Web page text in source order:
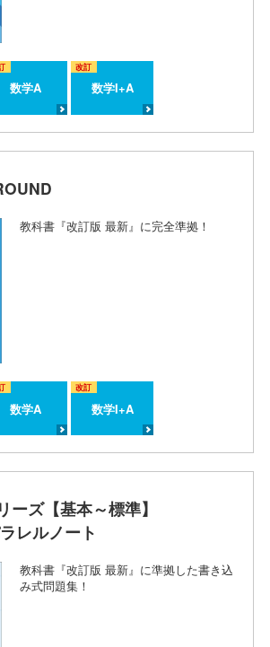
数学A
改訂
数学I+A
教科書『改訂版 最新』に完全準拠！
数学A
改訂
数学I+A
ーズ【基本～標準】
レルノート
教科書『改訂版 最新』に準拠した書き込
み式問題集！